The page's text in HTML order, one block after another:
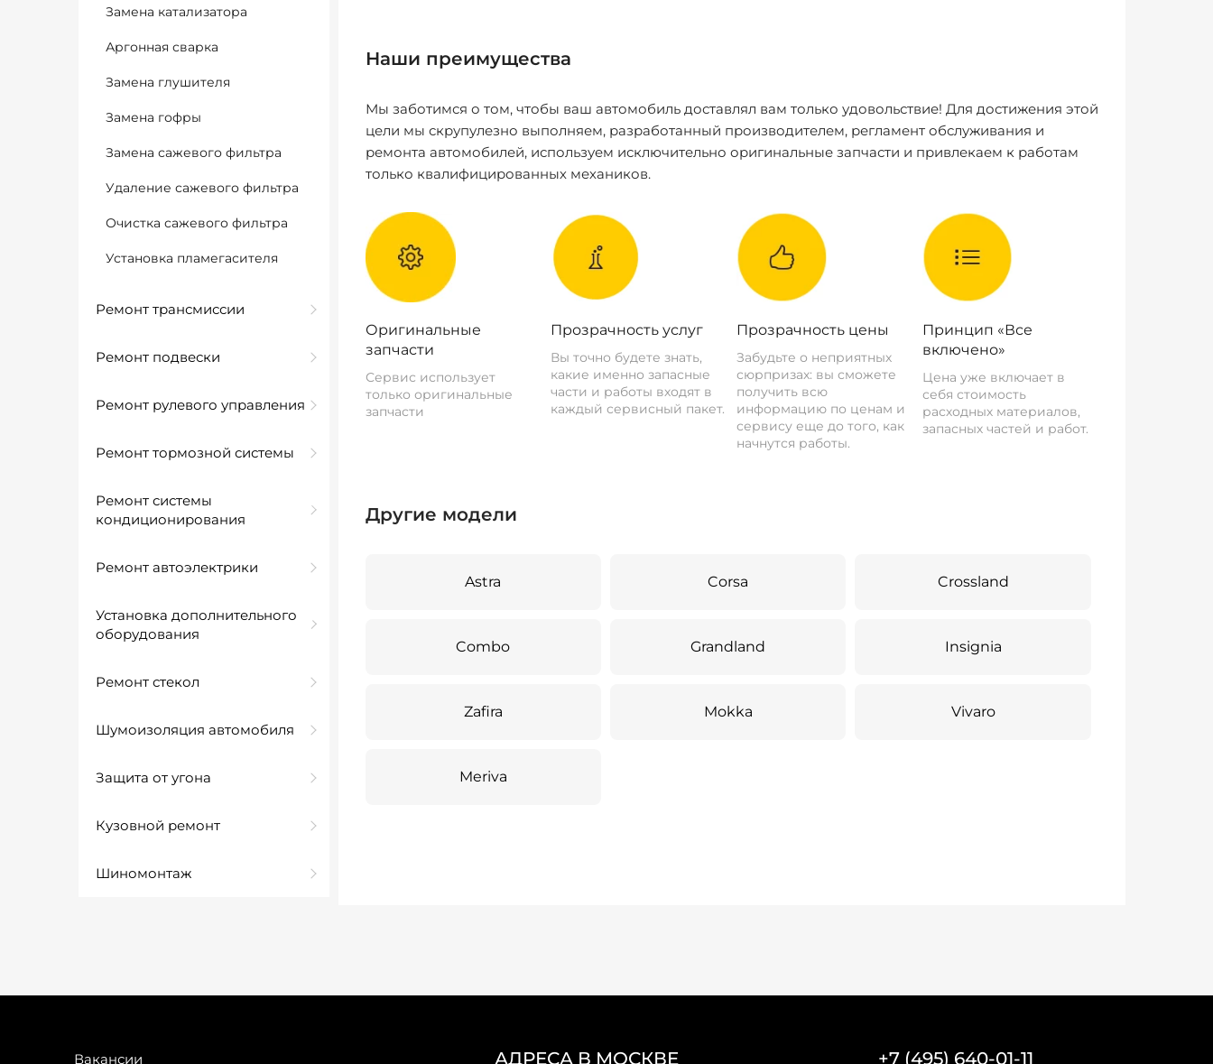
Замена катализатора
Аргонная сварка
Замена глушителя
Замена гофры
Замена сажевого фильтра
Удаление сажевого фильтра
Очистка сажевого фильтра
Установка пламегасителя
Ремонт трансмиссии
Ремонт подвески
Ремонт рулевого управления
Ремонт тормозной системы
Ремонт системы
кондиционирования
Ремонт автоэлектрики
Установка дополнительного
оборудования
Ремонт стекол
Шумоизоляция автомобиля
Защита от угона
Кузовной ремонт
Шиномонтаж
Наши преимущества
Мы заботимся о том, чтобы ваш автомобиль доставлял вам только удовольствие! Для достижения этой
цели мы скрупулезно выполняем, разработанный производителем, регламент обслуживания и
ремонта автомобилей, используем исключительно оригинальные запчасти и привлекаем к работам
только квалифицированных механиков.
Оригинальные
запчасти
Сервис использует
только оригинальные
запчасти
Прозрачность услуг
Вы точно будете знать,
какие именно запасные
части и работы входят в
каждый сервисный пакет.
Прозрачность цены
Забудьте о неприятных
сюрпризах: вы сможете
получить всю
информацию по ценам и
сервису еще до того, как
начнутся работы.
Принцип «Все
включено»
Цена уже включает в
себя стоимость
расходных материалов,
запасных частей и работ.
Другие модели
Astra Corsa Crossland
Combo Grandland Insignia
Zafira Mokka Vivaro
Meriva
Вакансии АДРЕСА В МОСКВЕ +7 (495) 640-01-11